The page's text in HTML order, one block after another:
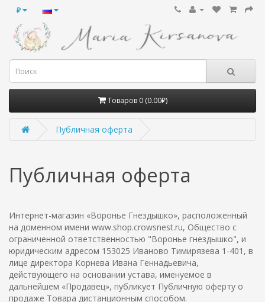
₽
Товаров 0 (0.00₽)
Публичная оферта
Публичная оферта
Интернет-магазин «Воронье Гнездышко», расположенный
на доменном имени www.shop.crowsnest.ru, Общество с
ограниченной ответственностью "Воронье гнездышко", и
юридическим адресом 153025 Иваново Тимирязева 1-401, в
лице директора Корнева Ивана Геннадьевича,
действующего на основании устава, именуемое в
дальнейшем «Продавец», публикует Публичную оферту о
продаже Товара дистанционным способом.